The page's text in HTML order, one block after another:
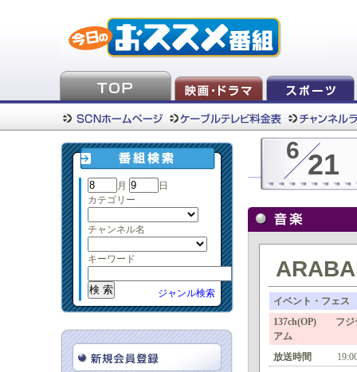
月
日
カテゴリー
チャンネル名
キーワード
ジャンル検索
6 21
イベント・フェス
137ch(OP) フジ
アム
放送時間